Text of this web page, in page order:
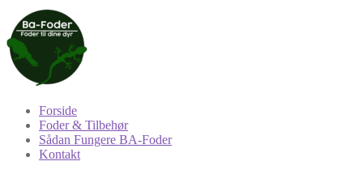
Forside
Foder & Tilbehør
Sådan Fungere BA-Foder
Kontakt